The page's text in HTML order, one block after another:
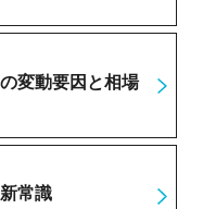
変動要因と相場
常識